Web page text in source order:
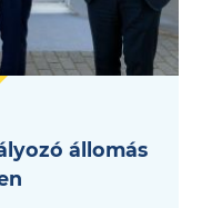
állomás